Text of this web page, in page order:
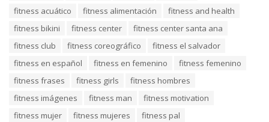
fitness acuático
fitness alimentación
fitness and health
fitness bikini
fitness center
fitness center santa ana
fitness club
fitness coreográfico
fitness el salvador
fitness en español
fitness en femenino
fitness femenino
fitness frases
fitness girls
fitness hombres
fitness imágenes
fitness man
fitness motivation
fitness mujer
fitness mujeres
fitness pal